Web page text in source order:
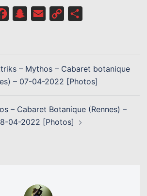
FacebookSnapchat
Email
Copy
– Mythos – Cabaret botanique
– 07-04-2022 [Photos]
– Cabaret Botanique (Rennes) –
04-2022 [Photos]